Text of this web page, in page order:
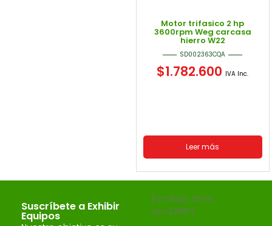
Motor trifasico 2 hp
3600rpm Weg carcasa
hierro W22
SD002363CQA
$1.782.600 IVA Inc.
Leer más
Suscríbete a Exhibir
Equipos
[mc4wp_form
id=»2383″]